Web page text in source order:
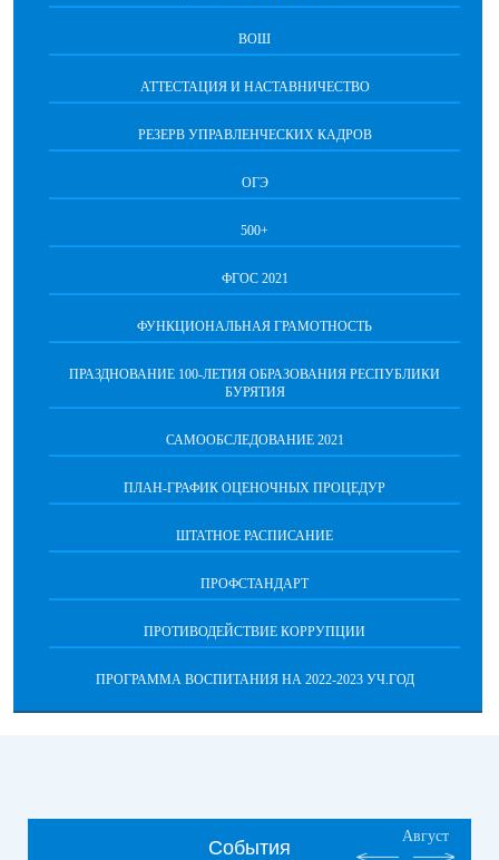
ВОШ
АТТЕСТАЦИЯ И НАСТАВНИЧЕСТВО
РЕЗЕРВ УПРАВЛЕНЧЕСКИХ КАДРОВ
ОГЭ
500+
ФГОС 2021
ФУНКЦИОНАЛЬНАЯ ГРАМОТНОСТЬ
ПРАЗДНОВАНИЕ 100-ЛЕТИЯ ОБРАЗОВАНИЯ РЕСПУБЛИКИ
БУРЯТИЯ
САМООБСЛЕДОВАНИЕ 2021
ПЛАН-ГРАФИК ОЦЕНОЧНЫХ ПРОЦЕДУР
ШТАТНОЕ РАСПИСАНИЕ
ПРОФСТАНДАРТ
ПРОТИВОДЕЙСТВИЕ КОРРУПЦИИ
ПРОГРАММА ВОСПИТАНИЯ НА 2022-2023 УЧ.ГОД
События
Август